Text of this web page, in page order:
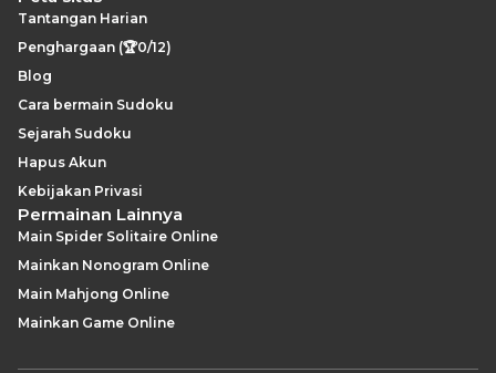
Tantangan Harian
Penghargaan (🏆0/12)
Blog
Cara bermain Sudoku
Sejarah Sudoku
Hapus Akun
Kebijakan Privasi
Permainan Lainnya
Main Spider Solitaire Online
Mainkan Nonogram Online
Main Mahjong Online
Mainkan Game Online